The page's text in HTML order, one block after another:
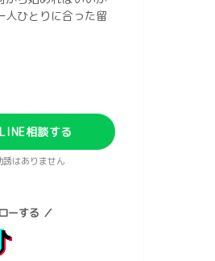
人ひとりに合った留
相談する
誘はありません
ーする ／